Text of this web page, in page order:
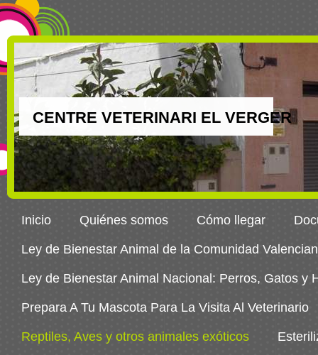
CENTRE VETERINARI EL VERGER
Inicio Quiénes somos Cómo llegar
Ley de Bienestar Animal de la Comunidad
Ley de Bienestar Animal Nacional: Perros, Gatos y
Prepara A Tu Mascota Para La Visita Al Veterinario
Reptiles, Aves y otros animales exóticos